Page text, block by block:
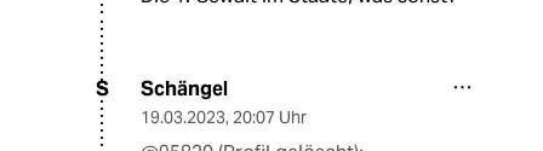
S Schängel
19.03.2023, 20:07 Uhr